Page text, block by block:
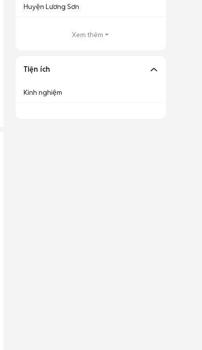
Huyện Lương Sơn
Xem thêm
Tiện ích
Kinh nghiệm